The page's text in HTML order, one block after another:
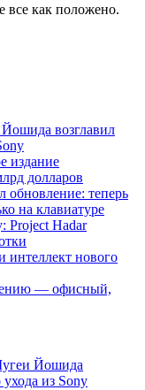
все как положено.
возглавил
издание
долларов
обновление: теперь
на клавиатуре
Project Hadar
нового
— офисный,
Йошида
из Sony